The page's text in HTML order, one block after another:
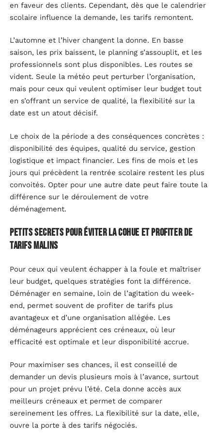
en faveur des clients. Cependant, dès que le calendrier
scolaire influence la demande, les tarifs remontent.
L’automne et l’hiver changent la donne. En basse
saison, les prix baissent, le planning s’assouplit, et les
professionnels sont plus disponibles. Les routes se
vident. Seule la météo peut perturber l’organisation,
mais pour ceux qui veulent optimiser leur budget tout
en s’offrant un service de qualité, la flexibilité sur la
date est un atout décisif.
Le choix de la période a des conséquences concrètes :
disponibilité des équipes, qualité du service, gestion
logistique et impact financier. Les fins de mois et les
jours qui précèdent la rentrée scolaire restent les plus
convoités. Opter pour une autre date peut faire toute la
différence sur le déroulement de votre
déménagement.
Petits secrets pour éviter la cohue et profiter de
tarifs malins
Pour ceux qui veulent échapper à la foule et maîtriser
leur budget, quelques stratégies font la différence.
Déménager en semaine, loin de l’agitation du week-
end, permet souvent de profiter de tarifs plus
avantageux et d’une organisation allégée. Les
déménageurs apprécient ces créneaux, où leur
efficacité est optimale et leur disponibilité accrue.
Pour maximiser ses chances, il est conseillé de
demander un devis plusieurs mois à l’avance, surtout
pour un projet prévu l’été. Cela donne accès aux
meilleurs créneaux et permet de comparer
sereinement les offres. La flexibilité sur la date, elle,
ouvre la porte à des tarifs négociés.